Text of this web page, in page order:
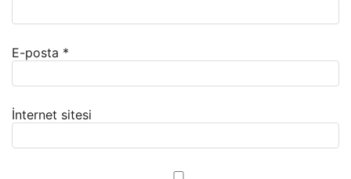
E-posta *
İnternet sitesi